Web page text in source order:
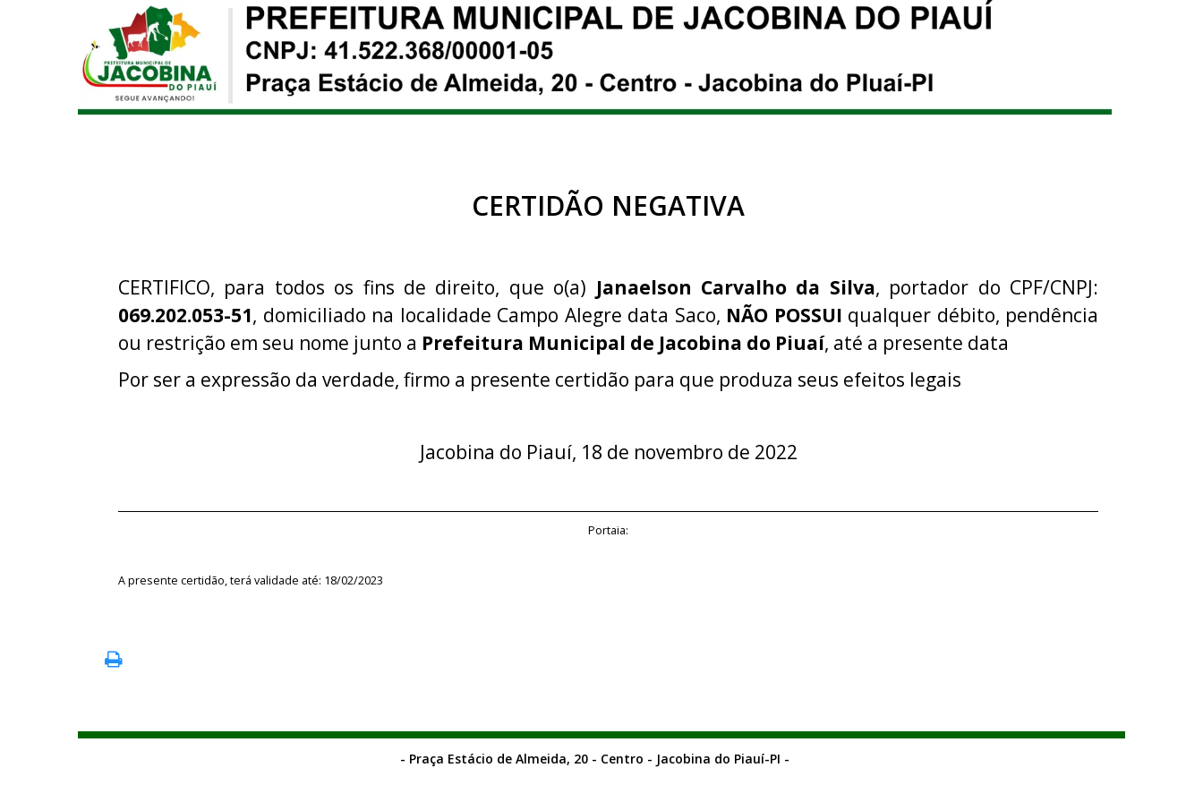
CERTIDÃO NEGATIVA
CERTIFICO, para todos os fins de direito, que o(a) Janaelson Carvalho da Silva, portador do CPF/CNPJ:
069.202.053-51, domiciliado na localidade Campo Alegre data Saco, NÃO POSSUI qualquer débito, pendência
ou restrição em seu nome junto a Prefeitura Municipal de Jacobina do Piuaí, até a presente data
Por ser a expressão da verdade, firmo a presente certidão para que produza seus efeitos legais
Jacobina do Piauí, 18 de novembro de 2022
Portaia:
A presente certidão, terá validade até: 18/02/2023
- Praça Estácio de Almeida, 20 - Centro - Jacobina do Piauí-PI -